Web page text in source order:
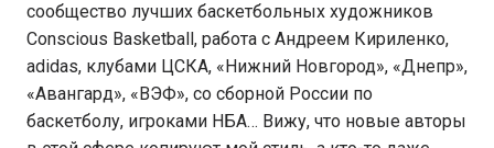
сообщество лучших баскетбольных художников
Conscious Basketball, работа с Андреем Кириленко,
adidas, клубами ЦСКА, «Нижний Новгород», «Днепр»,
«Авангард», «ВЭФ», со сборной России по
баскетболу, игроками НБА… Вижу, что новые авторы